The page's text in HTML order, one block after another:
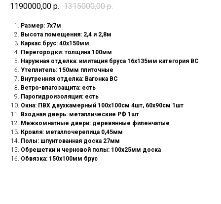
1190000,00 р. 1315000,00 р.
Pазмep: 7х7м
Высота помещения: 2,4 и 2,8м
Каркас брус: 40х150мм
Перегородки: толщина 100мм
Наружная отделка: имитация бруса 16х135мм категория ВС
Утеплитель: 150мм плиточные
Внутренняя отделка: Вагонка ВС
Ветро-влагозащита: есть
Парогидроизоляция: есть
Окна: ПВХ двухкамерный 100х100см 4шт, 60х90см 1шт
Входная дверь: металлические РФ 1шт
Межкомнатные двери: деревянные филенчатые
Кровля: металлочерепица 0,45мм
Полы: шпунтованная доска 27мм
Обрешетки и черновой полы: 100х25мм доска
Обвязка: 150х100мм брус